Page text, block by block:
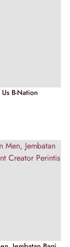
B-Nation